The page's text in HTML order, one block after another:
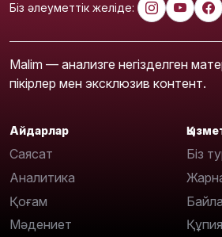
Біз әлеуметтік желіде:
Malim — анализге негізделген
пікірлер мен эксклюзив контент.
Айдарлар
Саясат
Аналитика
Қоғам
Мәдениет
Біз